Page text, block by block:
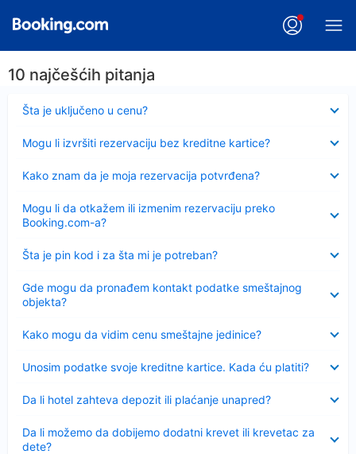
10 najčešćih pitanja
Šta je uključeno u cenu?
Sažeto
Mogu li izvršiti rezervaciju bez kreditne kartice?
Kako znam da je moja rezervacija potvrđena?
Mogu li da otkažem ili izmenim rezervaciju preko
Booking.com-a?
Šta je pin kod i za šta mi je potreban?
Sažeto
Gde mogu da pronađem kontakt podatke smeštajnog
objekta?
Kako mogu da vidim cenu smeštajne jedinice?
Unosim podatke svoje kreditne kartice. Kada ću platiti?
Da li hotel zahteva depozit ili plaćanje unapred?
Da li možemo da dobijemo dodatni krevet ili krevetac za
dete?